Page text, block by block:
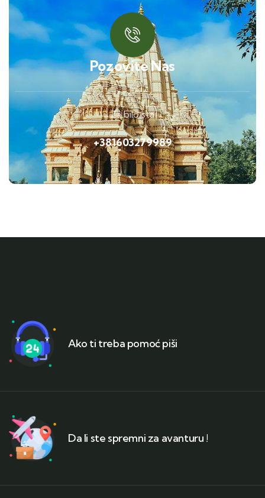
Pozovite Nas
Za bilo sta
+381603279989
Ako ti treba pomoć piši
Da li ste spremni za avanturu !